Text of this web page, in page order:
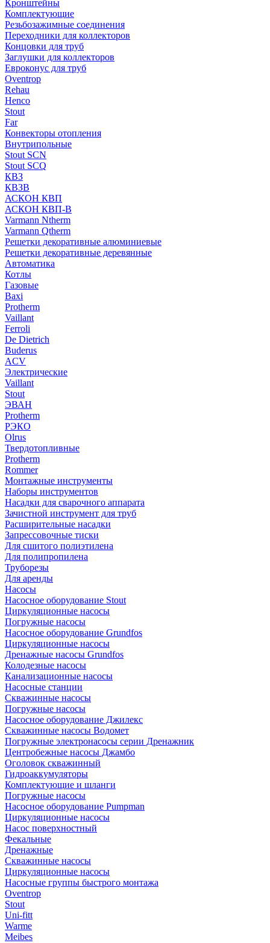
Кронштейны
Комплектующие
Резьбозажимные соединения
Переходники для коллекторов
Концовки для труб
Заглушки для коллекторов
Евроконус для труб
Oventrop
Rehau
Henco
Stout
Far
Конвекторы отопления
Внутрипольные
Stout SCN
Stout SCQ
КВЗ
КВЗВ
АСКОН КВП
АСКОН КВП-В
Varmann Ntherm
Varmann Qtherm
Решетки декоративные алюминиевые
Решетки декоративные деревянные
Автоматика
Котлы
Газовые
Baxi
Protherm
Vaillant
Ferroli
De Dietrich
Buderus
ACV
Электрические
Vaillant
Stout
ЭВАН
Protherm
РЭКО
Olrus
Твердотопливные
Protherm
Rommer
Монтажные инструменты
Наборы инструментов
Насадки для сварочного аппарата
Зачистной инструмент для труб
Расширительные насадки
Запрессовочные тиски
Для сшитого полиэтилена
Для полипропилена
Труборезы
Для аренды
Насосы
Насосное оборудование Stout
Циркуляционные насосы
Погружные насосы
Насосное оборудование Grundfos
Циркуляционные насосы
Дренажные насосы Grundfos
Колодезные насосы
Канализационные насосы
Насосные станции
Скважинные насосы
Погружные насосы
Насосное оборудование Джилекс
Скважинные насосы Водомет
Погружные электронасосы серии Дренажник
Центробежные насосы Джамбо
Оголовок скважинный
Гидроаккумуляторы
Комплектующие и шланги
Погружные насосы
Насосное оборудование Pumpman
Циркуляционные насосы
Насос поверхностный
Фекальные
Дренажные
Скважинные насосы
Циркуляционные насосы
Насосные группы быстрого монтажа
Oventrop
Stout
Uni-fitt
Warme
Meibes